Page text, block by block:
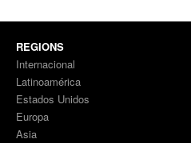
REGIONS
Internacional
Latinoamérica
Estados Unidos
Europa
Asia